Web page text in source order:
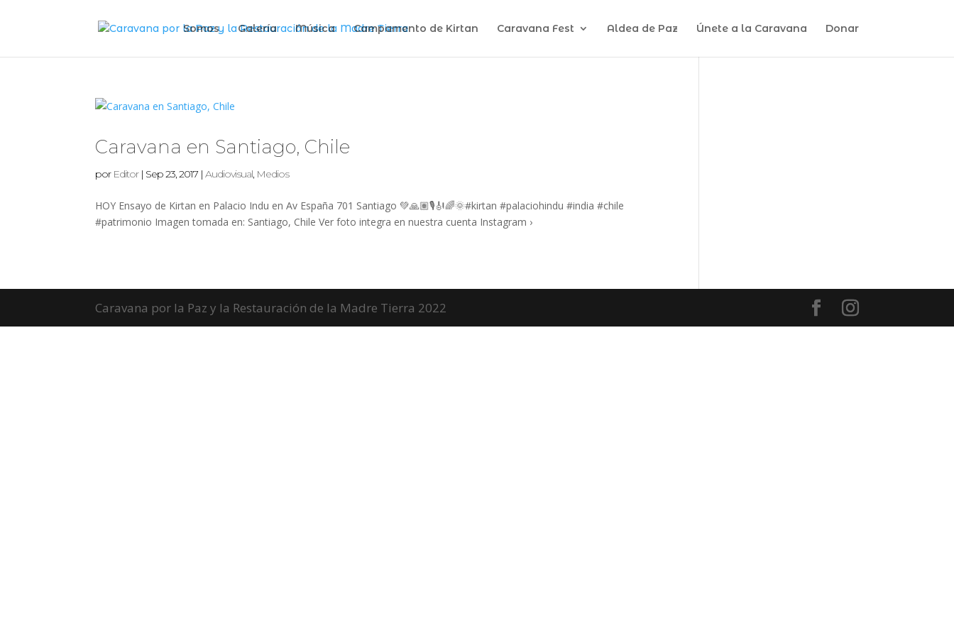
Somos Galería Música Campamento de Kirtan Caravana Fest Aldea de Paz Únete a la Caravana Donar
Caravana en Santiago, Chile
por Editor| Sep 23, 2017 |Audiovisual, Medios
HOY Ensayo de Kirtan en Palacio Indu en Av España 701 Santiago 💚🙏🏽🎙🎻🌈🌞#kirtan #palaciohindu #india #chile
#patrimonio Imagen tomada en: Santiago, Chile Ver foto integra en nuestra cuenta Instagram ›
Caravana por la Paz y la Restauración de la Madre Tierra 2022